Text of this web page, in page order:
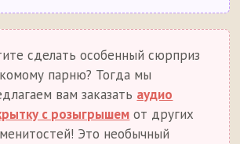
сделать особенный сюрприз
парню? Тогда мы
вам заказать аудио
с розыгрышем от других
Это необычный